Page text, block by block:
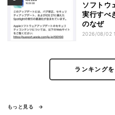
ソフトウ
実行すべ
のなぜ
2026/08/02
ランキング
もっと見る